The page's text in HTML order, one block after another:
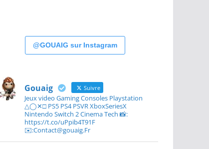
@GOUAIG sur Instagram
Gouaig Suivre
Jeux video Gaming Consoles Playstation
△◯✕□ PS5 PS4 PSVR XboxSeriesX
Nintendo Switch 2 Cinema Tech 📸:
https://t.co/uPpib4T91F
✉️:Contact@gouaig.Fr